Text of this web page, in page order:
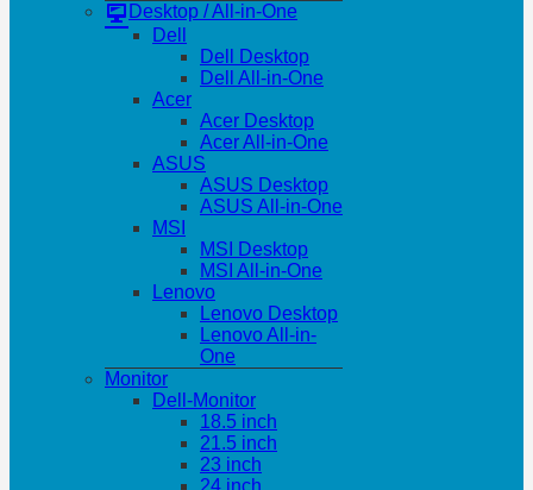
Desktop / All-in-One
Dell
Dell Desktop
Dell All-in-One
Acer
Acer Desktop
Acer All-in-One
ASUS
ASUS Desktop
ASUS All-in-One
MSI
MSI Desktop
MSI All-in-One
Lenovo
Lenovo Desktop
Lenovo All-in-
One
Monitor
Dell-Monitor
18.5 inch
21.5 inch
23 inch
24 inch